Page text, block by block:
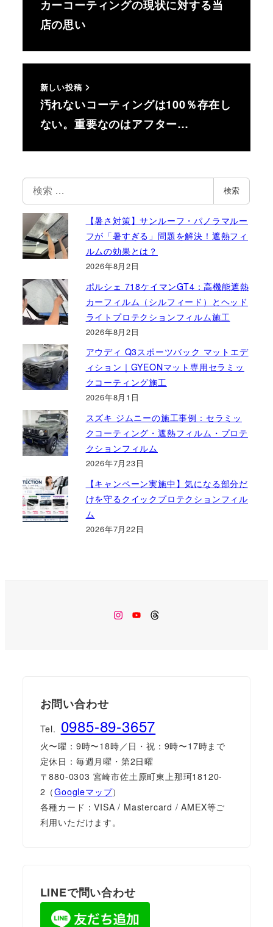
カーコーティングの現状に対する当
店の思い
新しい投稿
汚れないコーティングは100％存在し
ない。重要なのはアフター…
検
索
検索
【暑さ対策】サンルーフ・パノラマルー
フが「暑すぎる」問題を解決！遮熱フィ
ルムの効果とは？
2026年8月2日
ポルシェ 718ケイマンGT4：高機能遮熱
カーフィルム（シルフィード）とヘッド
ライトプロテクションフィルム施工
2026年8月2日
アウディ Q3スポーツバック マットエデ
ィション｜GYEONマット専用セラミッ
クコーティング施工
2026年8月1日
スズキ ジムニーの施工事例：セラミッ
クコーティング・遮熱フィルム・プロテ
クションフィルム
2026年7月23日
【キャンペーン実施中】気になる部分だ
けを守るクイックプロテクションフィル
ム
2026年7月22日
Instagram
YoutubeThreads
お問い合わせ
Tel. 0985-89-3657
火〜曜：9時〜18時／日・祝：9時〜17時まで
定休日：毎週月曜・第2日曜
〒880-0303 宮崎市佐土原町東上那珂18120-
2（Googleマップ）
各種カード：VISA / Mastercard / AMEX等ご
利用いただけます。
LINEで問い合わせ